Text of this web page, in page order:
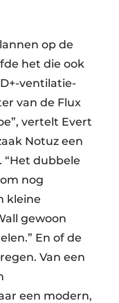
op de
het die ook
ventilatie-
van de Flux
vertelt Evert
Notuz een
dubbele
nog
kleine
gewoon
En of de
Van een
een modern,